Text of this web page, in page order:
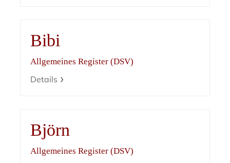
Bibi
Allgemeines Register (DSV)
Details
Björn
Allgemeines Register (DSV)